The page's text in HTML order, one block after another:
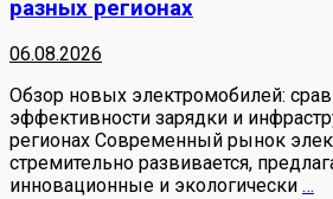
разных регионах
06.08.2026
Обзор новых электромобилей:
эффективности зарядки и
регионах Современный рынок
стремительно развивается,
инновационные и экологически …